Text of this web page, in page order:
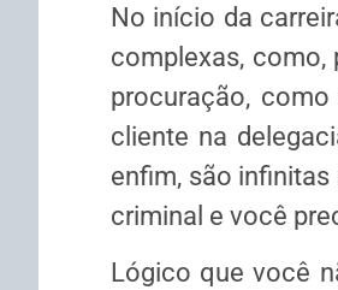
No início da
complexas, como,
procuração,
cliente na
enfim, são
criminal e você
Lógico que você